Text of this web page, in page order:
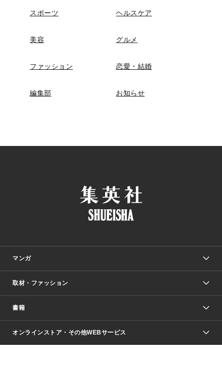
スポーツ ヘルスケア
美容 グルメ
ファッション 恋愛・結婚
編集部 お知らせ
マンガ
少年マンガ
Vジャンプ
週刊ヤングジャンプ
少女マンガ
取材・ファッション
Seventeen
芸能・情報・スポーツ
書籍
文芸・文庫・総合
オンラインストア・その他WEBサービス